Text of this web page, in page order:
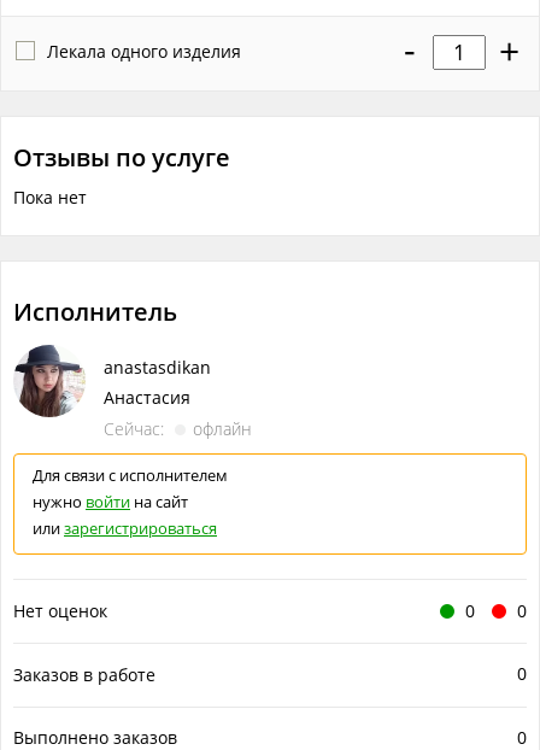
Лекала одного изделия - +
Отзывы по услуге
Пока нет
Исполнитель
anastasdikan
Анастасия
Сейчас:
офлайн
Для связи с исполнителем
нужно войти на сайт
илизарегистрироваться
0 0
Нет оценок
0
Заказов в работе
0
Выполнено заказов